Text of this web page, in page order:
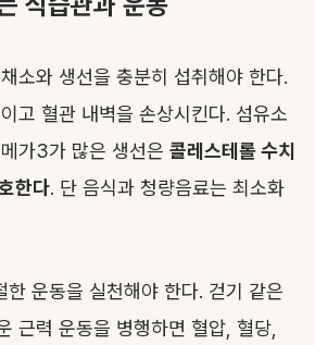
소와 생선을 충분히 섭취해야 한다.
고 혈관 내벽을 손상시킨다. 섬유소
가3가 많은 생선은 콜레스테롤 수치
한다. 단 음식과 청량음료는 최소화
운동을 실천해야 한다. 걷기 같은
근력 운동을 병행하면 혈압, 혈당,